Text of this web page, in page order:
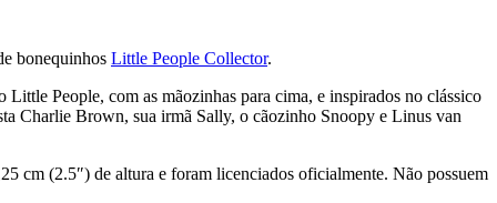
bonequinhos Little People Collector.
People, com as mãozinhas para cima, e inspirados no clássico
Charlie Brown, sua irmã Sally, o cãozinho Snoopy e Linus van
cm (2.5″) de altura e foram licenciados oficialmente. Não possuem